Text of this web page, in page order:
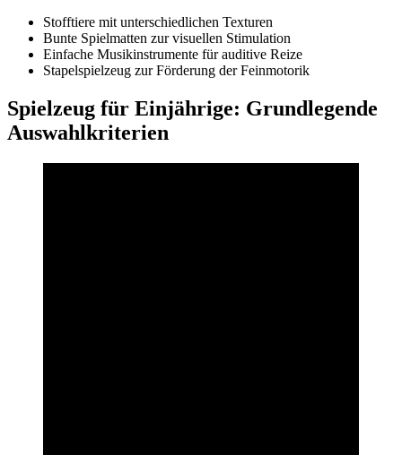
Stofftiere mit unterschiedlichen Texturen
Bunte Spielmatten zur visuellen Stimulation
Einfache Musikinstrumente für auditive Reize
Stapelspielzeug zur Förderung der Feinmotorik
Spielzeug für Einjährige: Grundlegende
Auswahlkriterien